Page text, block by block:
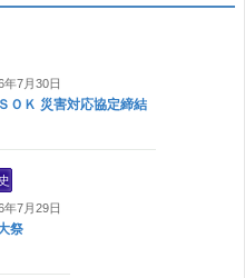
年7月30日
ＯＫ 災害対応協定締結
年7月29日
祭